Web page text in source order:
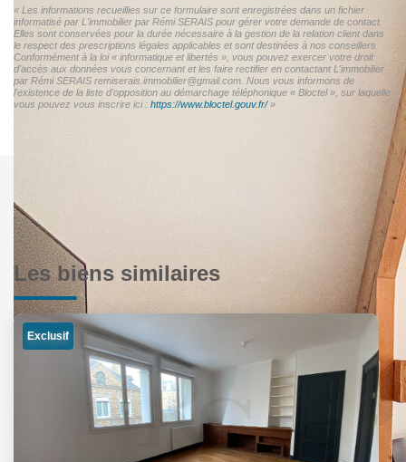
« Les informations recueillies sur ce formulaire sont enregistrées dans un fichier
informatisé par L'immobilier par Rémi SERAIS pour gérer votre demande de contact.
Elles sont conservées pour la durée nécessaire à la gestion de la relation client dans
le respect des prescriptions légales applicables et sont destinées à nos conseillers
Conformément à la loi « informatique et libertés », vous pouvez exercer votre droit
d'accès aux données vous concernant et les faire rectifier en contactant L'immobilier
par Rémi SERAIS remiserais.immobilier@gmail.com. Nous vous informons de
l'existence de la liste d'opposition au démarchage téléphonique « Bloctel », sur laquelle
vous pouvez vous inscrire ici : https://www.bloctel.gouv.fr/»
Les biens similaires
Exclusif